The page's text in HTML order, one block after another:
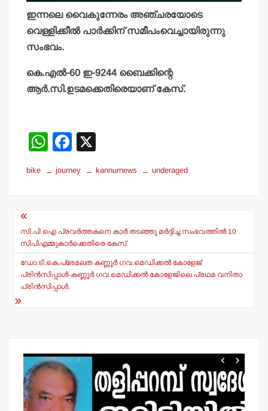
ഇന്നലെ വൈകുന്നേരം അഞ്ചരയോടെ
വെള്ളിക്കീല്‍ പാര്‍ക്കിന് സമീപംവെച്ചായിരുന്നു
സംഭവം.
കെ.എല്‍-60 ഇ-9244 ബൈക്കിന്റെ
ആര്‍.സി.ഉടമക്കെതിരെയാണ് കേസ്.
W
h
at
p
p
F
c
o
o
k
bike journey kannurnews underaged
Post
navigation
സി.പി.ഐ പ്രവര്‍ത്തകനെ കാര്‍ തടഞ്ഞു മര്‍ദ്ദിച്ച സംഭവത്തില്‍ 10
സിപിഎമ്മുകാര്‍ക്കെതിരെ കേസ്.
ഡോ.ടി.കെ.പ്രേമലത കണ്ണൂര്‍ ഗവ.മെഡിക്കല്‍ കോളേജ്
പ്രിന്‍സിപ്പാള്‍-കണ്ണൂര്‍ ഗവ.മെഡിക്കല്‍ കോളേജിലെ പ്രഥമ വനിതാ
പ്രിന്‍സിപ്പാള്‍.